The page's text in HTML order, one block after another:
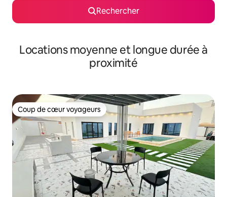
Rechercher
Locations moyenne et longue durée à
proximité
Coup de cœur voyageurs
Coup de cœur voyageurs